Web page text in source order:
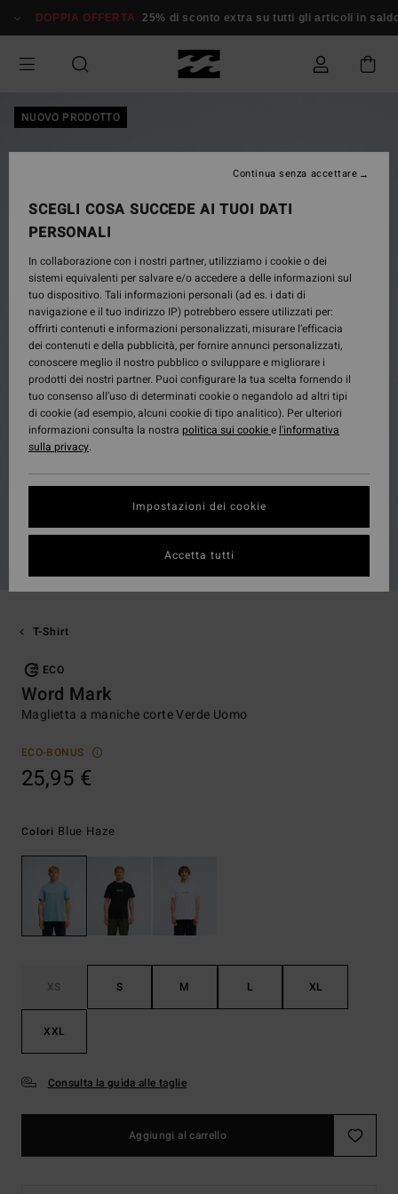
alle
prodotto
DOPPIA OFFERTA 25% di sconto extra su tutti gli articoli in saldo*
NUOVO PRODOTTO
T-Shirt
ECO
Word Mark
Maglietta a maniche corte Verde Uomo
ECO-BONUS
25,95 €
Colori Blue Haze
XS S M L XL
XXL
Consulta la guida alle taglie
Aggiungi al carrello
SCEGLI COSA SUCCEDE AI TUOI DATI
PERSONALI
In collaborazione con i nostri partner, utilizziamo i cookie o dei
sistemi equivalenti per salvare e/o accedere a delle informazioni sul
tuo dispositivo. Tali informazioni personali (ad es. i dati di
navigazione e il tuo indirizzo IP) potrebbero essere utilizzati per:
offrirti contenuti e informazioni personalizzati, misurare l’efficacia
dei contenuti e della pubblicità, per fornire annunci personalizzati,
conoscere meglio il nostro pubblico o sviluppare e migliorare i
prodotti dei nostri partner. Puoi configurare la tua scelta fornendo il
tuo consenso all’uso di determinati cookie o negandolo ad altri tipi
di cookie (ad esempio, alcuni cookie di tipo analitico). Per ulteriori
informazioni consulta la nostra politica sui cookiee l'informativa
sulla privacy.
Impostazioni dei cookie
Continua senza accettare
Accetta tutti